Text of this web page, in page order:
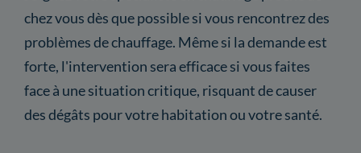
chez vous dès que possible si vous rencontrez des
problèmes de chauffage. Même si la demande est
forte, l'intervention sera efficace si vous faites
face à une situation critique, risquant de causer
des dégâts pour votre habitation ou votre santé.